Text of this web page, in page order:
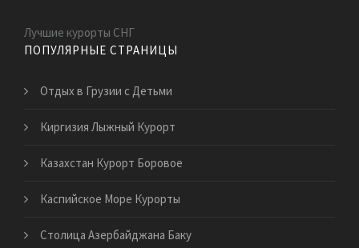
Лучшие курорты СНГ
ПОПУЛЯРНЫЕ СТРАНИЦЫ
Отдых в Грузии с Детьми
Киргизия Лыжный Курорт
Казахстан Курорт Боровое
Каспийское Море Курорты
Столица Азербайджана Баку